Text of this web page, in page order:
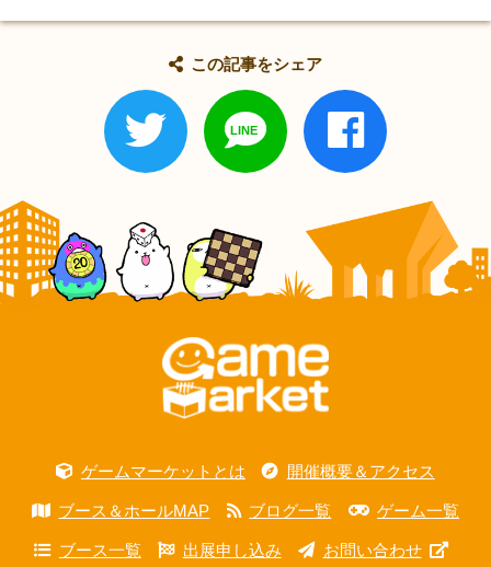
この記事をシェア
ゲームマーケットとは 開催概要＆アクセス
ブース＆ホールMAP ブログ一覧 ゲーム一覧
ブース一覧 出展申し込み お問い合わせ